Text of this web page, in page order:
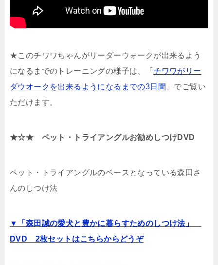
★このチワワちゃんがリーダーウォークが出来るよう
になるまでのトレーニングの様子は、「チワワがリー
ダウオークを出来るようになるまでの3日間 」でご覧い
ただけます。
★☆★ ペット・トライアングルお勧めしつけDVD
ペット・トライアングルのベースとなっている森田さ
んのしつけ法
▼「森田誠の愛犬と豊かに暮らすためのしつけ法」
DVD 2枚セットはこちらからどうぞ